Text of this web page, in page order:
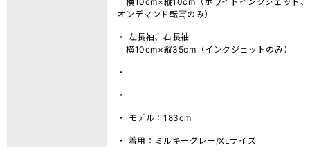
オンデマンド転写のみ）
・ 左長袖、右長袖
横10cm×縦35cm（インクジェットのみ）
・
・
・ モデル：183cm
・ 着用：ミルキーグレー/XLサイズ